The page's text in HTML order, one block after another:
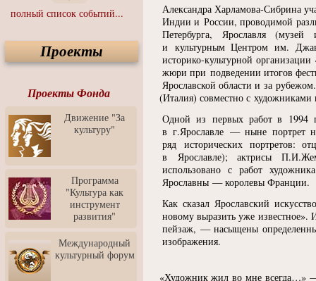
Иммерсивный спектакль
"Язык чистого полета
Спектакль "Крик" в Музее
Современного Искусства
современного искусства от
Медиа-школа "ФОКУС"
Моноспектакль
"Вертинский. Исповедь
Барона"
"Притяжение" в центре
ЛЕКСУС - ЯРОСЛАВЛЬ
Презентация выставки
Зураба Церетели
Пресс-конференция к
открытию выставки Зураба
Церетели
полный список событий...
Проекты
Проекты Фонда
Движение "За
культуру"
Программа
"Культура как
инструмент
развития"
Международный
культурный форум
Александра Харламова-Сибрина
Индии и России, проводимой
Петербурга, Ярославля
(музей
и культурным Центром им.
историко-культурной организации
жюри при подведении итогов
Ярославской области и за
(Италия) совместно с художниками
Одной из первых работ в 1994
в г.Ярославле — ныне портрет
ряд исторических портретов:
в Ярославле); актрисы
использовано с работ
Ярославны — королевы Франции.
Как сказал Ярославский
новому выразить уже известное».
пейзаж, — насыщены
изображения.
«Художник жил во мне всегда…» —